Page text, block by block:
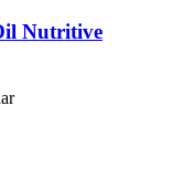
Nutritive